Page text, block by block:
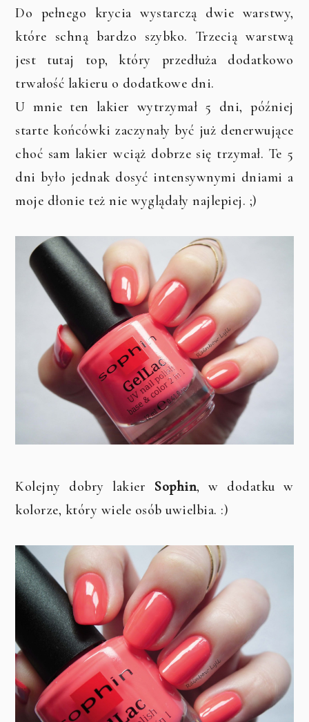
Do pełnego krycia wystarczą dwie warstwy,
które schną bardzo szybko. Trzecią warstwą
jest tutaj top, który przedłuża dodatkowo
trwałość lakieru o dodatkowe dni.
U mnie ten lakier wytrzymał 5 dni, później
starte końcówki zaczynały być już denerwujące
choć sam lakier wciąż dobrze się trzymał. Te 5
dni było jednak dosyć intensywnymi dniami a
moje dłonie też nie wyglądały najlepiej. ;)
Kolejny dobry lakier Sophin, w dodatku w
kolorze, który wiele osób uwielbia. :)